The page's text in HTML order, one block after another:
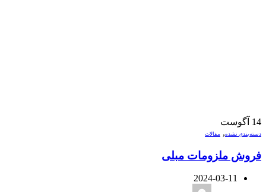
14 آگوست
دسته‌بندی نشده, مقالات
فروش ملزومات مبلی
2024-03-11